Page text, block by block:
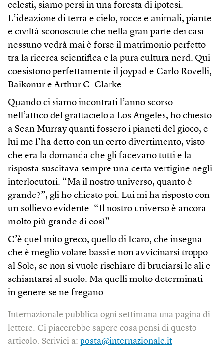
celesti, siamo persi in una foresta di ipotesi.
L’ideazione di terra e cielo, rocce e animali, piante
e civiltà sconosciute che nella gran parte dei casi
nessuno vedrà mai è forse il matrimonio perfetto
tra la ricerca scientifica e la pura cultura nerd. Qui
coesistono perfettamente il joypad e Carlo Rovelli,
Baikonur e Arthur C. Clarke.
Quando ci siamo incontrati l’anno scorso
nell’attico del grattacielo a Los Angeles, ho chiesto
a Sean Murray quanti fossero i pianeti del gioco, e
lui me l’ha detto con un certo divertimento, visto
che era la domanda che gli facevano tutti e la
risposta suscitava sempre una certa vertigine negli
interlocutori. “Ma il nostro universo, quanto è
grande?”, gli ho chiesto poi. Lui mi ha risposto con
un sollievo evidente: “Il nostro universo è ancora
molto più grande di così”.
C’è quel mito greco, quello di Icaro, che insegna
che è meglio volare bassi e non avvicinarsi troppo
al Sole, se non si vuole rischiare di bruciarsi le ali e
schiantarsi al suolo. Ma quelli molto determinati
in genere se ne fregano.
Internazionale pubblica ogni settimana una pagina di
lettere. Ci piacerebbe sapere cosa pensi di questo
articolo. Scrivici a: posta@internazionale.it